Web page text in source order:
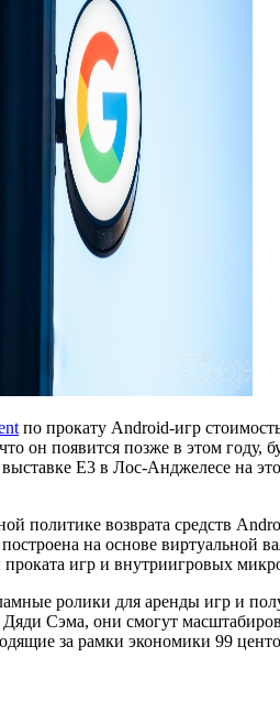
по прокату Android-игр
появится позже в этом году,
E3 в Лос-Анджелесе на
политике возврата средств
на основе виртуальной
игр и внутриигровых
ролики для аренды игр и
Сэма, они смогут
за рамки экономики 99